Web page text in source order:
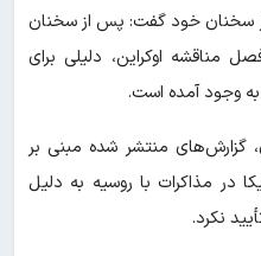
سخنان خود گفت:‌ پس از سخنان
مناقشه اوکراین، دلیلی برای
وجود آمده است.
منتشر شده مبنی بر
در مذاکرات با روسیه به دلیل
نکرد.